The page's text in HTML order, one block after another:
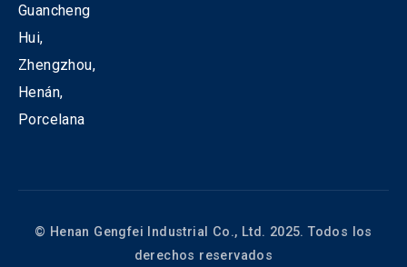
Guancheng
Hui,
Zhengzhou,
Henán,
Porcelana
© Henan Gengfei Industrial Co., Ltd. 2025. Todos los
derechos reservados